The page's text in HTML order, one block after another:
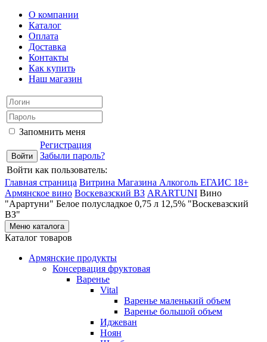
О компании
Каталог
Оплата
Доставка
Контакты
Как купить
Наш магазин
Запомнить меня
Регистрация
Забыли пароль?
Войти как пользователь:
Главная страница Витрина Магазина Алкоголь ЕГАИС 18+
Армянское вино Воскевазский ВЗ ARARTUNI Bинo
"Арартуни" Белое полусладкое 0,75 л 12,5% "Воскевазский
ВЗ"
Меню каталога
Каталог товаров
Армянские продукты
Консервация фруктовая
Варенье
Vital
Варенье маленький объем
Варенье большой объем
Иджеван
Ноян